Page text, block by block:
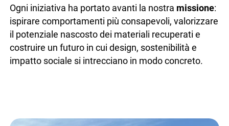
Ogni iniziativa ha portato avanti la nostra missione:
ispirare comportamenti più consapevoli, valorizzare
il potenziale nascosto dei materiali recuperati e
costruire un futuro in cui design, sostenibilità e
impatto sociale si intrecciano in modo concreto.